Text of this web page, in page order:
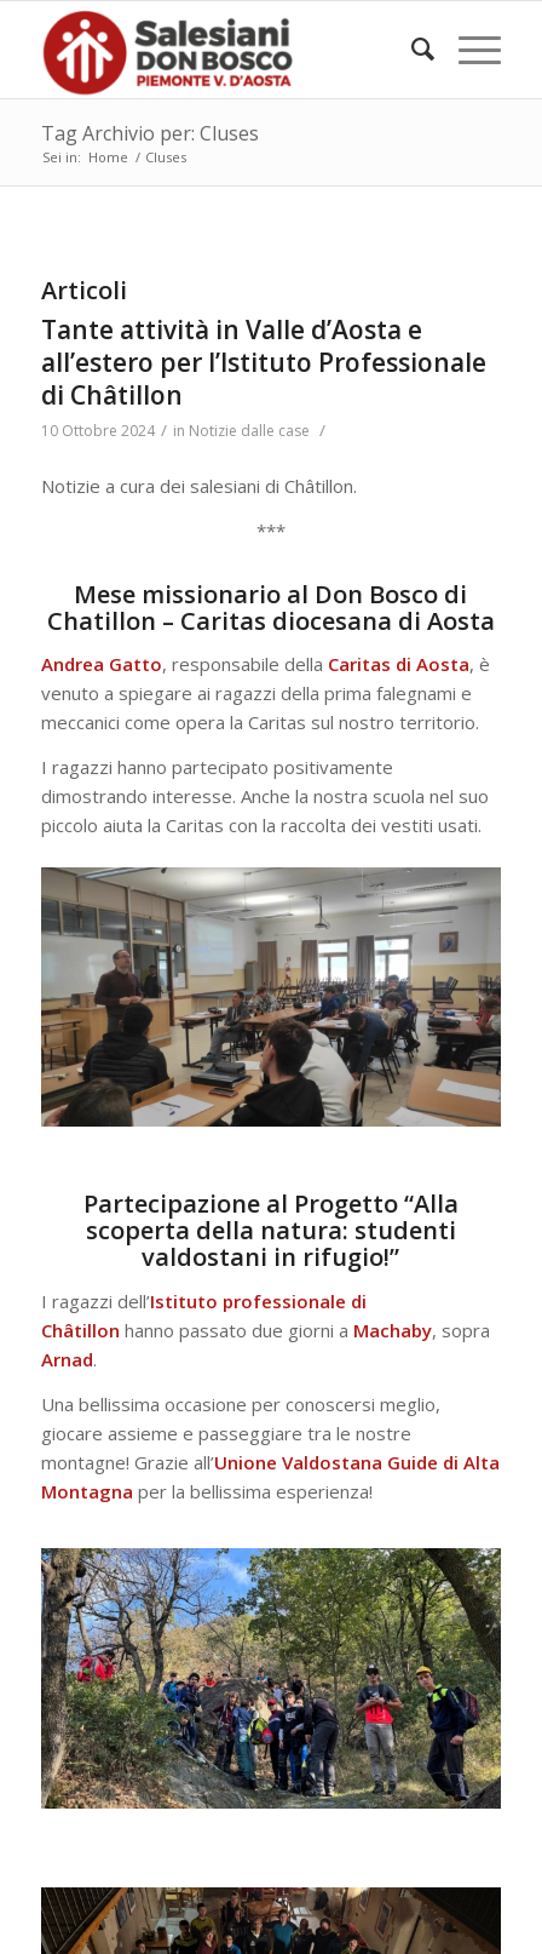
Tag Archivio per: Cluses
Sei in: Home / Cluses
Articoli
Tante attività in Valle d’Aosta e
all’estero per l’Istituto Professionale
di Châtillon
10 Ottobre 2024 / in Notizie dalle case /
Notizie a cura dei salesiani di Châtillon.
***
Mese missionario al Don Bosco di
Chatillon – Caritas diocesana di Aosta
Andrea Gatto, responsabile della Caritas di Aosta, è
venuto a spiegare ai ragazzi della prima falegnami e
meccanici come opera la Caritas sul nostro territorio.
I ragazzi hanno partecipato positivamente
dimostrando interesse. Anche la nostra scuola nel suo
piccolo aiuta la Caritas con la raccolta dei vestiti usati.
Partecipazione al Progetto “Alla
scoperta della natura: studenti
valdostani in rifugio!”
I ragazzi dell’Istituto professionale di
Châtillon hanno passato due giorni a Machaby, sopra
Arnad.
Una bellissima occasione per conoscersi meglio,
giocare assieme e passeggiare tra le nostre
montagne! Grazie all’Unione Valdostana Guide di Alta
Montagna per la bellissima esperienza!